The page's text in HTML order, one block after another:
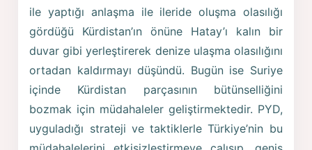
ile yaptığı anlaşma ile ileride oluşma olasılığı
gördüğü Kürdistan’ın önüne Hatay’ı kalın bir
duvar gibi yerleştirerek denize ulaşma olasılığını
ortadan kaldırmayı düşündü. Bugün ise Suriye
içinde Kürdistan parçasının bütünselliğini
bozmak için müdahaleler geliştirmektedir. PYD,
uyguladığı strateji ve taktiklerle Türkiye’nin bu